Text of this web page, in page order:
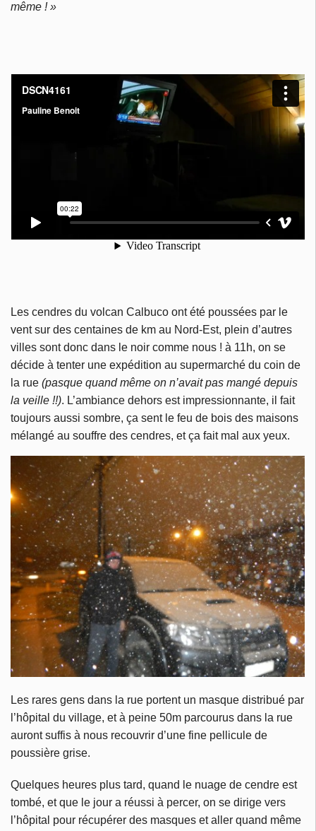
même ! »
Les cendres du volcan Calbuco ont été poussées par le
vent sur des centaines de km au Nord-Est, plein d’autres
villes sont donc dans le noir comme nous ! à 11h, on se
décide à tenter une expédition au supermarché du coin de
la rue (pasque quand même on n’avait pas mangé depuis
la veille !!). L’ambiance dehors est impressionnante, il fait
toujours aussi sombre, ça sent le feu de bois des maisons
mélangé au souffre des cendres, et ça fait mal aux yeux.
Les rares gens dans la rue portent un masque distribué par
l’hôpital du village, et à peine 50m parcourus dans la rue
auront suffis à nous recouvrir d’une fine pellicule de
poussière grise.
Quelques heures plus tard, quand le nuage de cendre est
tombé, et que le jour a réussi à percer, on se dirige vers
l’hôpital pour récupérer des masques et aller quand même